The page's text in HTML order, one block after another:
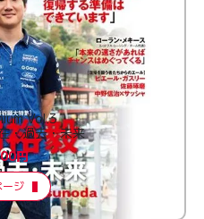
Vol.3
・過去・未来
円
ージ